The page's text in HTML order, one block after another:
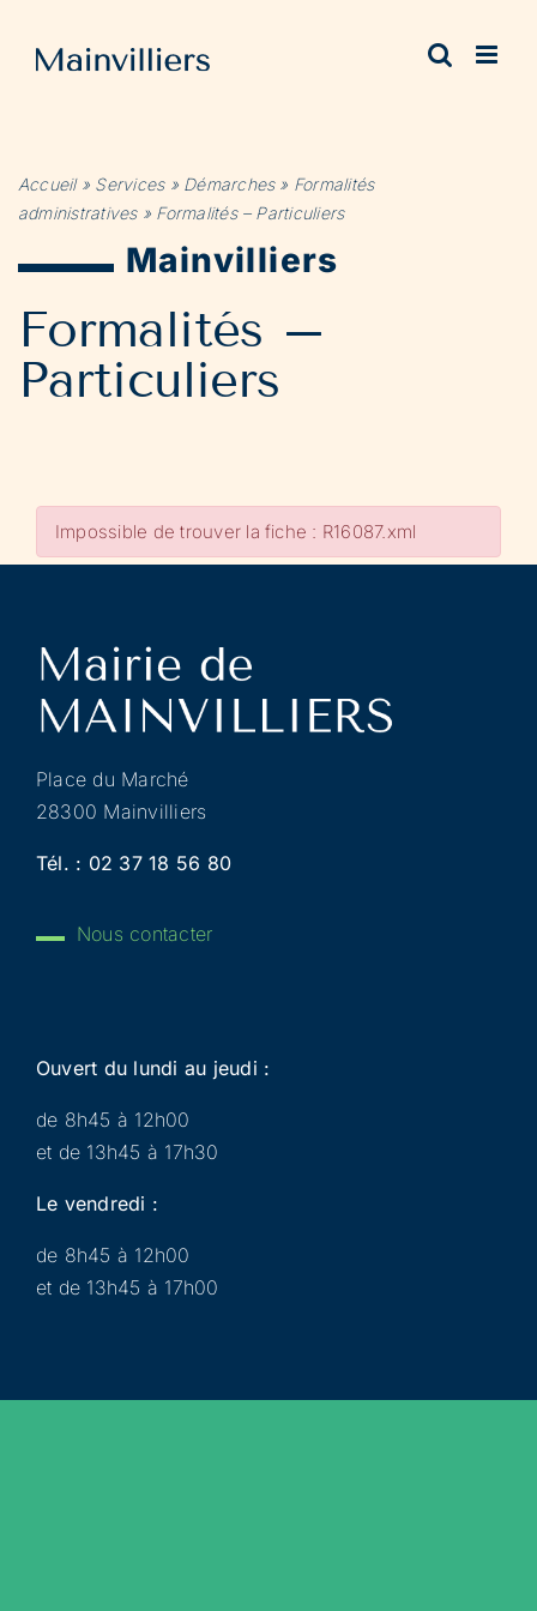
contenu
Accueil» Services» Démarches» Formalités
administratives» Formalités – Particuliers
Mainvilliers
Formalités –
Particuliers
Impossible de trouver la fiche : R16087.xml
Place du Marché
28300 Mainvilliers
Tél. : 02 37 18 56 80
Nous contacter
Ouvert du lundi au jeudi :
de 8h45 à 12h00
et de 13h45 à 17h30
Le vendredi :
de 8h45 à 12h00
et de 13h45 à 17h00